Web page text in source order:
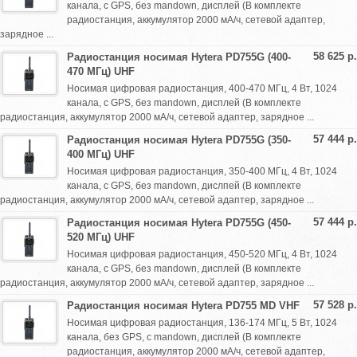
канала, с GPS, без mandown, дисплей (В комплекте
радиостанция, аккумулятор 2000 мА/ч, сетевой адаптер,
зарядное ...
58 625 р.
Радиостанция носимая Hytera PD755G (400-
470 МГц) UHF
Носимая цифровая радиостанция, 400-470 МГц, 4 Вт, 1024
канала, с GPS, без mandown, дисплей (В комплекте
радиостанция, аккумулятор 2000 мА/ч, сетевой адаптер, зарядное ...
57 444 р.
Радиостанция носимая Hytera PD755G (350-
400 МГц) UHF
Носимая цифровая радиостанция, 350-400 МГц, 4 Вт, 1024
канала, с GPS, без mandown, дислпей (В комплекте
радиостанция, аккумулятор 2000 мА/ч, сетевой адаптер, зарядное ...
57 444 р.
Радиостанция носимая Hytera PD755G (450-
520 МГц) UHF
Носимая цифровая радиостанция, 450-520 МГц, 4 Вт, 1024
канала, с GPS, без mandown, дисплей (В комплекте
радиостанция, аккумулятор 2000 мА/ч, сетевой адаптер, зарядное ...
57 528 р.
Радиостанция носимая Hytera PD755 MD VHF
Носимая цифровая радиостанция, 136-174 МГц, 5 Вт, 1024
канала, без GPS, с mandown, дисплей (В комплекте
радиостанция, аккумулятор 2000 мА/ч, сетевой адаптер,